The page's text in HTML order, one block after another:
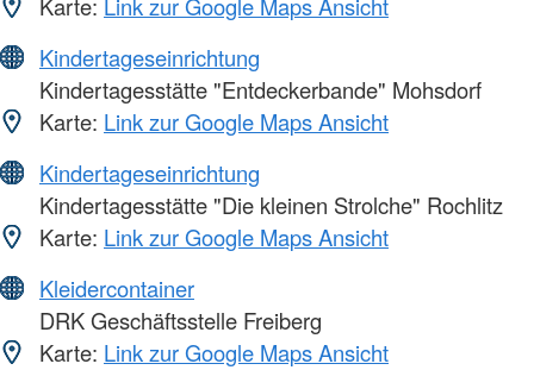
Karte: Link zur Google Maps Ansicht
Kindertageseinrichtung
Kindertagesstätte "Entdeckerbande" Mohsdorf
Karte: Link zur Google Maps Ansicht
Kindertageseinrichtung
Kindertagesstätte "Die kleinen Strolche" Rochlitz
Karte: Link zur Google Maps Ansicht
Kleidercontainer
DRK Geschäftsstelle Freiberg
Karte: Link zur Google Maps Ansicht